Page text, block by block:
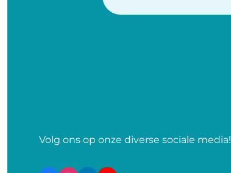
Volg ons op onze diverse sociale media!